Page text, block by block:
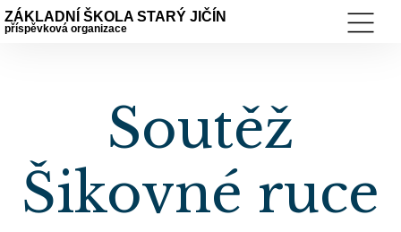
ZÁKLADNÍ ŠKOLA STARÝ JIČÍN
příspěvková organizace
Soutěž
Šikovné ruce